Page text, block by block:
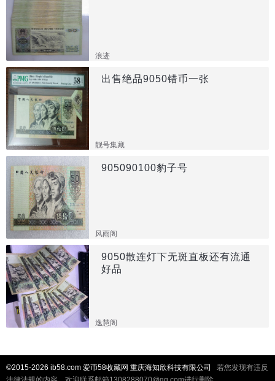
浪迹
出售绝品9050错币一张
靓号集藏
905090100豹子号
风雨阁
9050散连灯下无斑直板还有流通
好品
逸慧阁
©2015-2026 ib58.com 爱币58收藏网 重庆海知欣科技有限公司 若您发现有违反